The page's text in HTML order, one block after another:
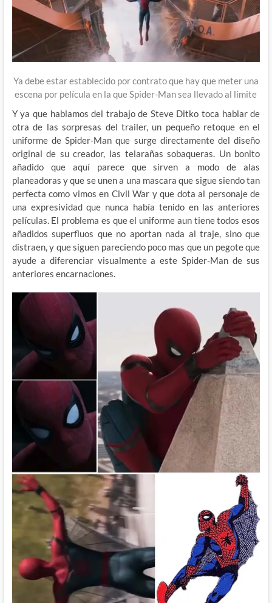
Ya debe estar establecido por contrato que hay que meter una
escena por película en la que Spider-Man sea llevado al limite
Y ya que hablamos del trabajo de Steve Ditko toca hablar de
otra de las sorpresas del trailer, un pequeño retoque en el
uniforme de Spider-Man que surge directamente del diseño
original de su creador, las telarañas sobaqueras. Un bonito
añadido que aquí parece que sirven a modo de alas
planeadoras y que se unen a una mascara que sigue siendo tan
perfecta como vimos en Civil War y que dota al personaje de
una expresividad que nunca había tenido en las anteriores
películas. El problema es que el uniforme aun tiene todos esos
añadidos superfluos que no aportan nada al traje, sino que
distraen, y que siguen pareciendo poco mas que un pegote que
ayude a diferenciar visualmente a este Spider-Man de sus
anteriores encarnaciones.